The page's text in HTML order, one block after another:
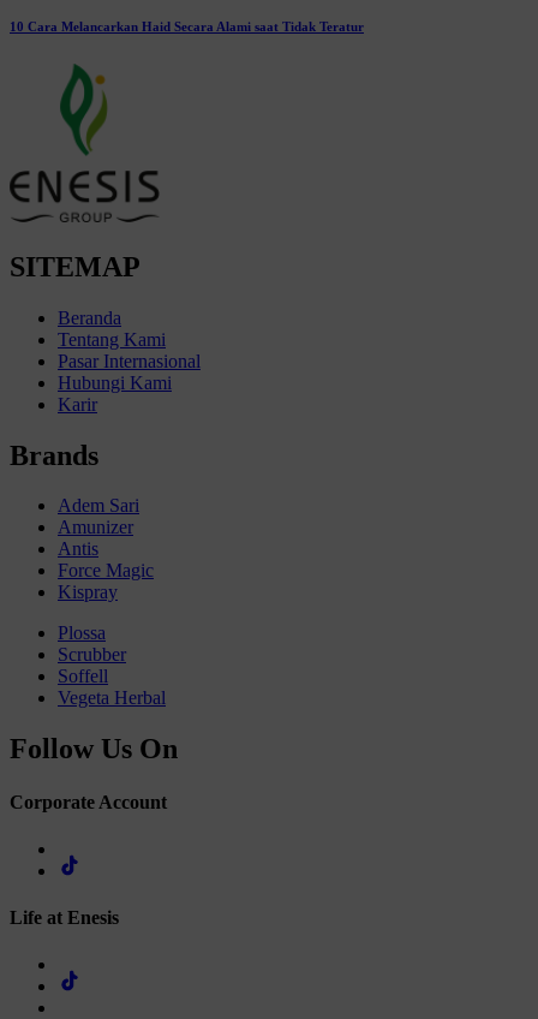
10 Cara Melancarkan Haid Secara Alami saat Tidak Teratur
SITEMAP
Beranda
Tentang Kami
Pasar Internasional
Hubungi Kami
Karir
Brands
Adem Sari
Amunizer
Antis
Force Magic
Kispray
Plossa
Scrubber
Soffell
Vegeta Herbal
Follow Us On
Corporate Account
Life at Enesis